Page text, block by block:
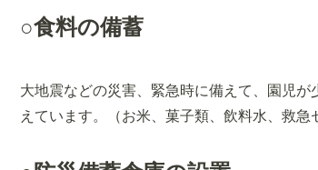
○食料の備蓄
大地震などの災害、緊急時に備えて、園児
えています。（お米、菓子類、飲料水、救